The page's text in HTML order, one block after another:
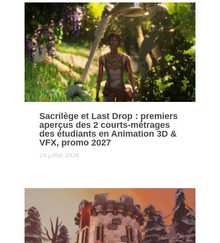
Sacrilège et Last Drop : premiers
aperçus des 2 courts-métrages
des étudiants en Animation 3D &
VFX, promo 2027
24 juillet 2026